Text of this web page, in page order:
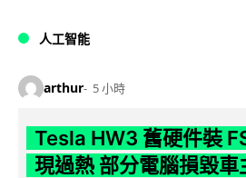
人工智能
arthur 5 小時
Tesla HW3 舊硬件裝
現過熱 部分電腦損毀車